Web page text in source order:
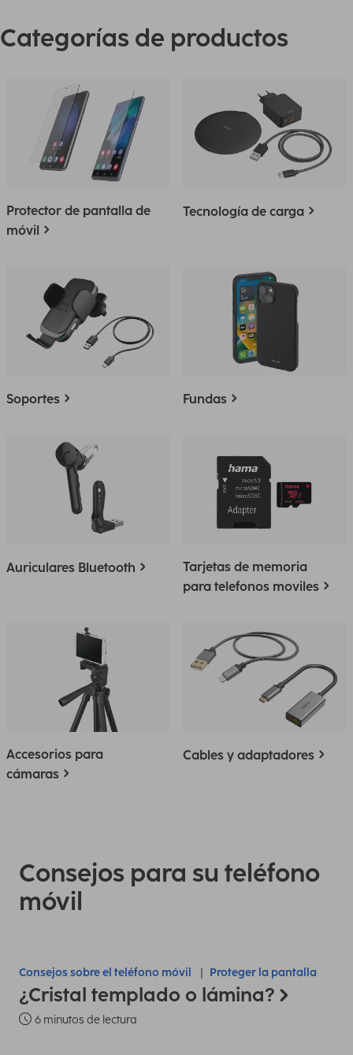
Categorías de productos
Protector de pantalla de
móvil
Tecnología de carga
Soportes Fundas
Auriculares Bluetooth
Tarjetas de memoria
para telefonos moviles
Accesorios para
cámaras
Cables y adaptadores
Consejos para su teléfono
móvil
Consejos sobre el teléfono móvil Proteger la pantalla
¿Cristal templado o lámina?
6 minutos de lectura